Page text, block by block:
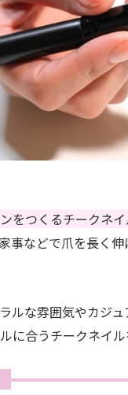
をつくるチークネ
事などで爪を長く
ルな雰囲気やカジ
に合うチークネイ